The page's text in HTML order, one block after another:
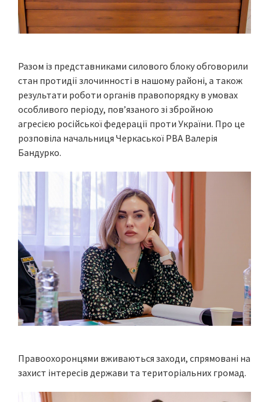
Разом із представниками силового блоку обговорили
стан протидії злочинності в нашому районі, а також
результати роботи органів правопорядку в умовах
особливого періоду, пов’язаного зі збройною
агресією російської федерації проти України. Про це
розповіла начальниця Черкаської РВА Валерія
Бандурко.
Правоохоронцями вживаються заходи, спрямовані на
захист інтересів держави та територіальних громад.